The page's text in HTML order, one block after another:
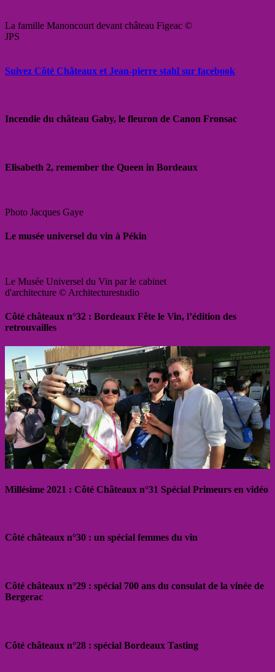
La famille Manoncourt devant château Figeac ©
JPS
Suivez Côté Châteaux et Jean-pierre stahl sur facebook
Incendie du château Gaby, le fleuron de Canon Fronsac
Elisabeth 2, remember the Queen in Bordeaux
Photo Jacques Gaye
Le musée universel du vin à Pékin
Le Musée Universel du Vin par le cabinet
d'architecture © Architecturestudio
Côté châteaux n°32 : Bordeaux Fête le Vin, l’édition des
retrouvailles
Millésime 2021 : Côté Châteaux n°31 Spécial Primeurs en vidéo
Côté châteaux n°30 : un spécial femmes du vin
Côté châteaux n°29 : spécial 700 ans du consulat de la vinée de
Bergerac
Côté châteaux n°28 : spécial Bordeaux Tasting